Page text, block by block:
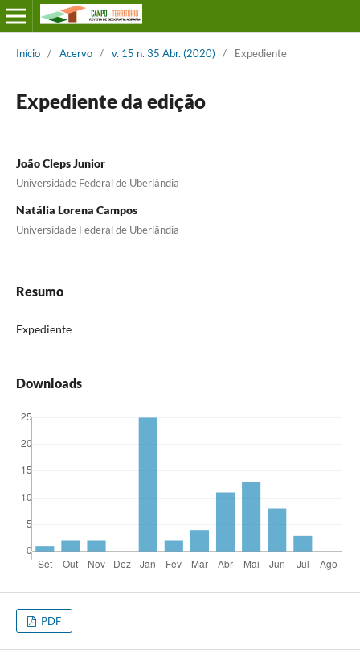
Início / Acervo / v. 15 n. 35 Abr. (2020) / Expediente
Expediente da edição
João Cleps Junior
Universidade Federal de Uberlândia
Natália Lorena Campos
Universidade Federal de Uberlândia
Resumo
Expediente
Downloads
PDF